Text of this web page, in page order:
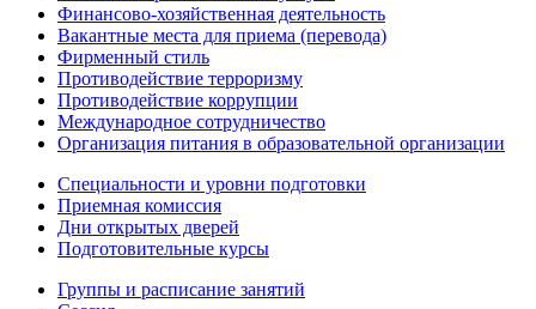
Финансово-хозяйственная деятельность
Вакантные места для приема (перевода)
Фирменный стиль
Противодействие терроризму
Противодействие коррупции
Международное сотрудничество
Организация питания в образовательной организации
Специальности и уровни подготовки
Приемная комиссия
Дни открытых дверей
Подготовительные курсы
Группы и расписание занятий